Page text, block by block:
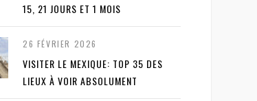
15, 21 JOURS ET 1 MOIS
26 FÉVRIER 2026
VISITER LE MEXIQUE: TOP 35 DES
LIEUX À VOIR ABSOLUMENT